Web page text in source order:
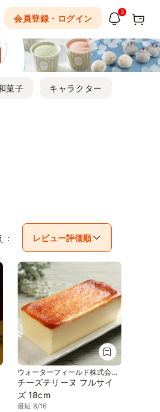
会員登録・ログイン
3
菓子 キャラクター
ウォーターフィールド株式会
社 Cheesecake plus
チーズテリーヌ フルサイ
ズ 18cm
最短 8/16